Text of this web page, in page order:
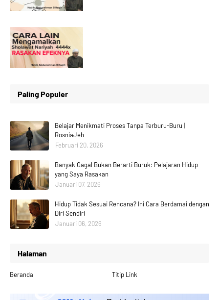
Paling Populer
Belajar Menikmati Proses Tanpa Terburu-Buru |
RosniaJeh
Februari 20, 2026
Banyak Gagal Bukan Berarti Buruk: Pelajaran Hidup
yang Saya Rasakan
Januari 07, 2026
Hidup Tidak Sesuai Rencana? Ini Cara Berdamai dengan
Diri Sendiri
Januari 06, 2026
Halaman
Beranda Titip Link